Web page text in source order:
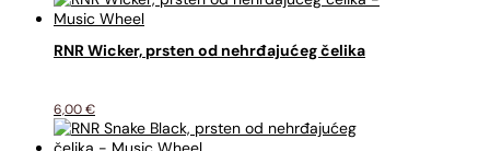
RNR Wicker, prsten od nehrđajućeg čelika
6,00€